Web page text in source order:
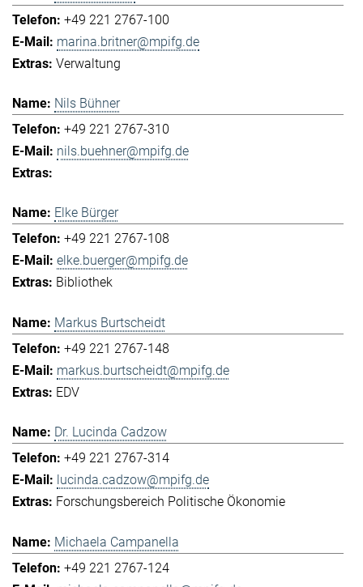
+49 221 2767-100
marina.britner@mpifg.de
Verwaltung
Nils Bühner
+49 221 2767-310
nils.buehner@mpifg.de
Elke Bürger
+49 221 2767-108
elke.buerger@mpifg.de
Bibliothek
Markus Burtscheidt
+49 221 2767-148
markus.burtscheidt@mpifg.de
EDV
Dr. Lucinda Cadzow
+49 221 2767-314
lucinda.cadzow@mpifg.de
Forschungsbereich Politische Ökonomie
Michaela Campanella
+49 221 2767-124